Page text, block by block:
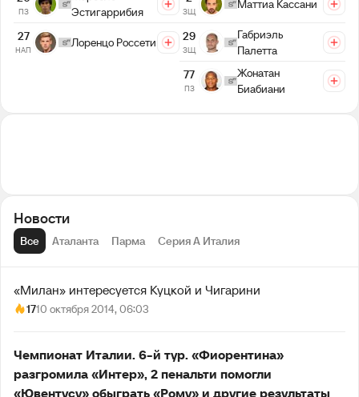
ПЗ
Эстигаррибия
27
НАП
Лоренцо Россети
ЗЩ
Маттиа Кассани
29
ЗЩ
Габриэль
Палетта
77
ПЗ
Жонатан
Биабиани
Новости
Все Аталанта Парма Серия А Италия
«Милан» интересуется Куцкой и Чигарини
1710 октября 2014, 06:03
Чемпионат Италии. 6-й тур. «Фиорентина»
разгромила «Интер», 2 пенальти помогли
«Ювентусу» обыграть «Рому» и другие результаты